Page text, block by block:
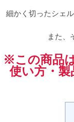
細かく切ったシェ
また、
※この商品
使い方・